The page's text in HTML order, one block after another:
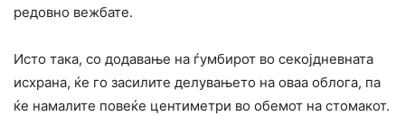
редовно вежбате.
Исто така, со додавање на ѓумбирот во секојдневната
исхрана, ќе го засилите делувањето на оваа облога, па
ќе намалите повеќе центиметри во обемот на стомакот.